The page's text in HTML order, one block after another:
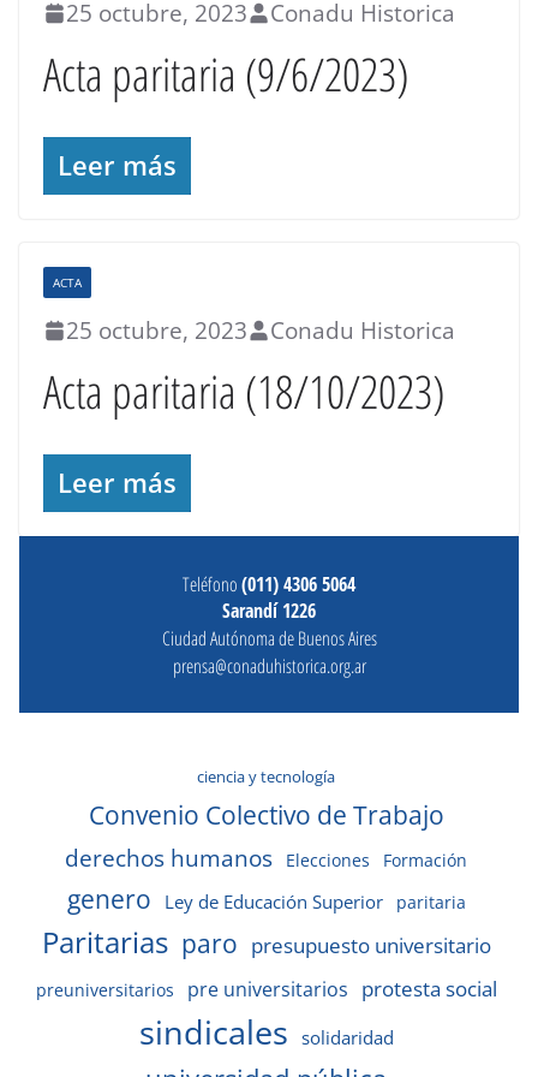
25 octubre, 2023 Conadu Historica
Acta paritaria (9/6/2023)
Leer más
ACTA
25 octubre, 2023 Conadu Historica
Acta paritaria (18/10/2023)
Leer más
Teléfono(011) 4306 5064
Sarandí 1226
Ciudad Autónoma de Buenos Aires
prensa@conaduhistorica.org.ar
ciencia y tecnología
Convenio Colectivo de Trabajo
derechos humanos Elecciones Formación
genero Ley de Educación Superior paritaria
Paritarias paro presupuesto universitario
preuniversitarios pre universitarios protesta social
sindicales solidaridad